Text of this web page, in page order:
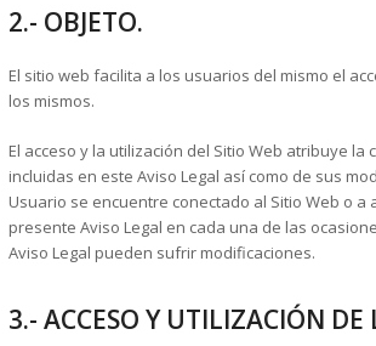
2.- OBJETO.
El sitio web facilita a los usuarios del mismo el
los mismos.
El acceso y la utilización del Sitio Web atribuye
incluidas en este Aviso Legal así como de sus
Usuario se encuentre conectado al Sitio Web o
presente Aviso Legal en cada una de las
Aviso Legal pueden sufrir modificaciones.
3.- ACCESO Y UTILIZACIÓN DE